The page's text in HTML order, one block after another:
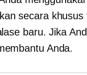
secara khusus
baru. Jika
Anda.